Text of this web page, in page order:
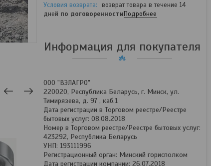
возврат товара в течение 14
дней по договоренностиПодробнее
Информация для покупателя
ООО "ВЭЛАГРО"
220020, Республика Беларусь, г. Минск, ул.
Тимирязева, д. 97 , каб.1
Дата регистрации в Торговом реестре/Реестре
бытовых услуг: 08.08.2018
Номер в Торговом реестре/Реестре бытовых услуг:
423292, Республика Беларусь
УНП: 193111996
Регистрационный орган: Минский горисполком
Дата регистрации компании: 26.07.2018